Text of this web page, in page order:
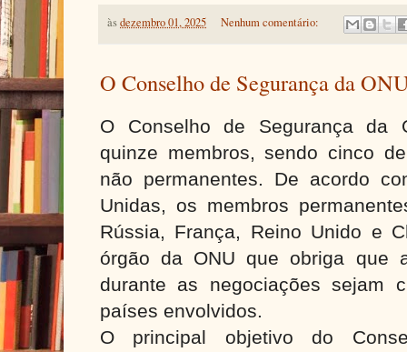
àsdezembro 01, 2025 Nenhum comentário:
O Conselho de Segurança da
O Conselho de Segurança da
quinze membros, sendo cinco
não permanentes. De acordo
Unidas, os membros
Rússia, França, Reino Unido e
órgão da ONU que obriga que
durante as negociações sejam
países envolvidos.
O principal objetivo do